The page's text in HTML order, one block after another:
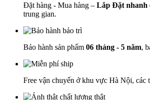
Đặt hàng - Mua hàng – Lắp Đặt nhanh
trung gian.
Bảo hành sản phẩm 06 tháng - 5 năm,
Free vận chuyển ở khu vực Hà Nội, các